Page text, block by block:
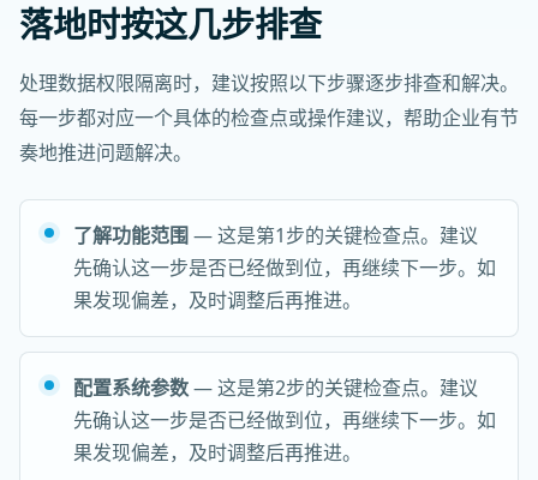
落地时按这几步排查
处理数据权限隔离时，建议按照以下步骤逐步排查和解决。
每一步都对应一个具体的检查点或操作建议，帮助企业有节
奏地推进问题解决。
了解功能范围 — 这是第1步的关键检查点。建议
先确认这一步是否已经做到位，再继续下一步。如
果发现偏差，及时调整后再推进。
配置系统参数— 这是第2步的关键检查点。建议
先确认这一步是否已经做到位，再继续下一步。如
果发现偏差，及时调整后再推进。